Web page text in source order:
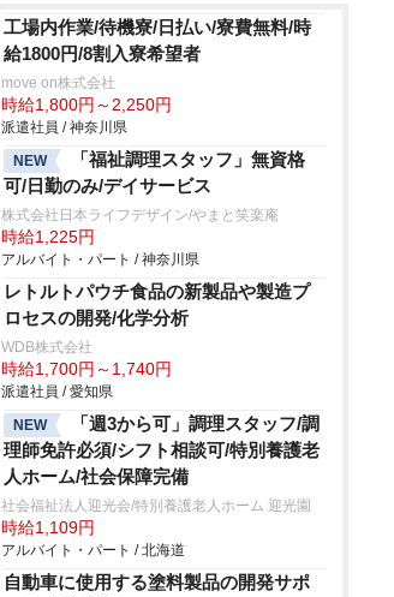
工場内作業/待機寮/日払い/寮費無料/時
給1800円/8割入寮希望者
move on株式会社
時給1,800円～2,250円
派遣社員 / 神奈川県
NEW
「福祉調理スタッフ」無資格
可/日勤のみ/デイサービス
株式会社日本ライフデザイン/やまと笑楽庵
時給1,225円
アルバイト・パート / 神奈川県
レトルトパウチ食品の新製品や製造プ
ロセスの開発/化学分析
WDB株式会社
時給1,700円～1,740円
派遣社員 / 愛知県
NEW
「週3から可」調理スタッフ/調
理師免許必須/シフト相談可/特別養護老
人ホーム/社会保障完備
社会福祉法人迎光会/特別養護老人ホーム 迎光園
時給1,109円
アルバイト・パート / 北海道
自動車に使用する塗料製品の開発サポ